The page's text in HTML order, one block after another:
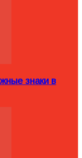
знаки в